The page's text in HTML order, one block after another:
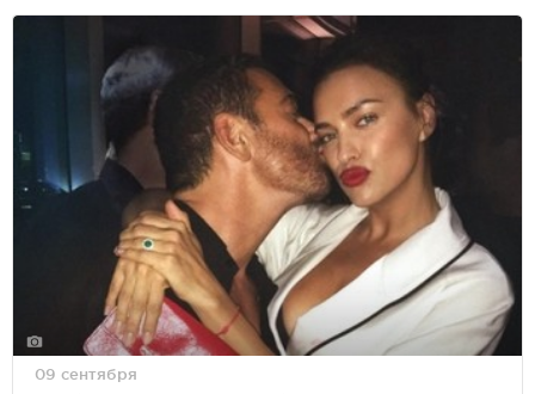
09 сентября